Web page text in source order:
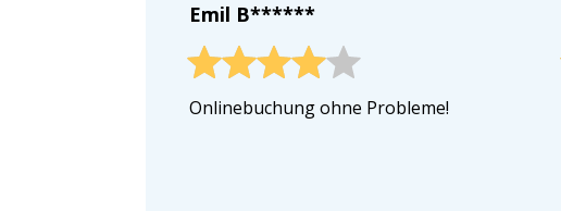
Emil B******
Onlinebuchung ohne Probleme!